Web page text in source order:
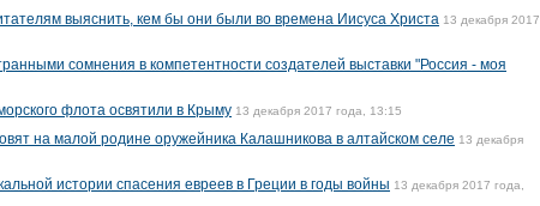
выяснить, кем бы они были во времена Иисуса Христа 13 декабря 2017
сомнения в компетентности создателей выставки "Россия - моя
флота освятили в Крыму 13 декабря 2017 года, 13:15
на малой родине оружейника Калашникова в алтайском селе 13 декабря
истории спасения евреев в Греции в годы войны 13 декабря 2017 года,